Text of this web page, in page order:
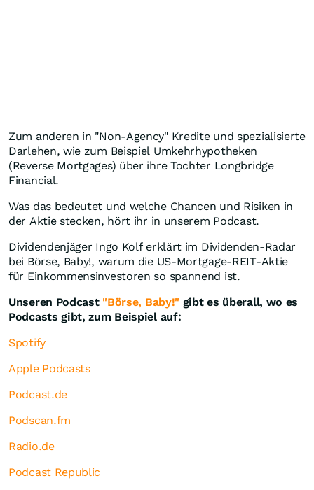
Zum anderen in "Non-Agency" Kredite und spezialisierte
Darlehen, wie zum Beispiel Umkehrhypotheken
(Reverse Mortgages) über ihre Tochter Longbridge
Financial.
Was das bedeutet und welche Chancen und Risiken in
der Aktie stecken, hört ihr in unserem Podcast.
Dividendenjäger Ingo Kolf erklärt im Dividenden-Radar
bei Börse, Baby!, warum die US-Mortgage-REIT-Aktie
für Einkommensinvestoren so spannend ist.
Unseren Podcast "Börse, Baby!" gibt es überall, wo es
Podcasts gibt, zum Beispiel auf:
Spotify
Apple Podcasts
Podcast.de
Podscan.fm
Radio.de
Podcast Republic